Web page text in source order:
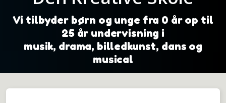
Vi tilbyder børn og unge fra 0 år op til
25 år undervisning i
musik, drama, billedkunst, dans og
musical